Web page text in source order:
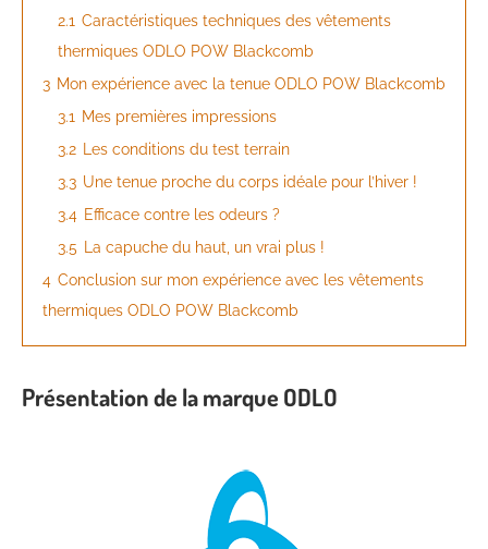
2.1 Caractéristiques techniques des vêtements
thermiques ODLO POW Blackcomb
3 Mon expérience avec la tenue ODLO POW Blackcomb
3.1 Mes premières impressions
3.2 Les conditions du test terrain
3.3 Une tenue proche du corps idéale pour l’hiver !
3.4 Efficace contre les odeurs ?
3.5 La capuche du haut, un vrai plus !
4 Conclusion sur mon expérience avec les vêtements
thermiques ODLO POW Blackcomb
Présentation de la marque ODLO